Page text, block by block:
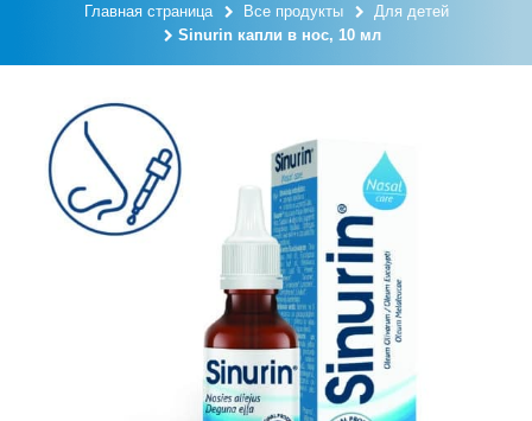
Главная страница Все продукты
Для детей
Sinurin капли в нос, 10 мл